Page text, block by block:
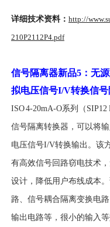
详细技术资料： http://
210P2112P4.pdf
信号隔离器新品5：无
拟电压信号I/V转换信
ISO 4-20mA-O系列（
信号隔离转换器，可以将
电压信号I/V转换输出。该
有高效信号回路窃电技术
设计，降低用户布线成本
路、信号耦合隔离变换电
输出电路等，很小的输入